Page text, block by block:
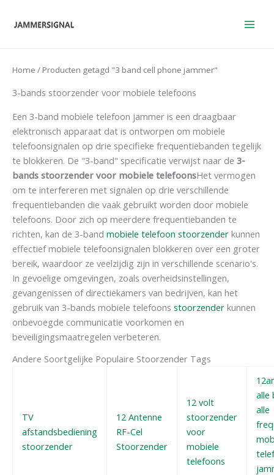
naar
Home / Producten getagd "3 band cell phone jammer"
3-bands stoorzender voor mobiele telefoons
Een 3-band mobiele telefoon jammer is een draagbaar
elektronisch apparaat dat is ontworpen om mobiele
telefoonsignalen op drie specifieke frequentiebanden tegelijk
te blokkeren. De "3-band" specificatie verwijst naar de 3-
bands stoorzender voor mobiele telefoonsHet vermogen
om te interfereren met signalen op drie verschillende
frequentiebanden die vaak gebruikt worden door mobiele
telefoons. Door zich op meerdere frequentiebanden te
richten, kan de 3-band mobiele telefoon stoorzender kunnen
effectief mobiele telefoonsignalen blokkeren over een groter
bereik, waardoor ze veelzijdig zijn in verschillende scenario's.
In gevoelige omgevingen, zoals overheidsinstellingen,
gevangenissen of directiekamers van bedrijven, kan het
gebruik van 3-bands mobiele telefoons stoorzender kunnen
onbevoegde communicatie voorkomen en
beveiligingsmaatregelen verbeteren.
Andere Soortgelijke Populaire Stoorzender Tags
TV
afstandsbediening
stoorzender
12 Antenne
RF-Cel
Stoorzender
12 volt
stoorzender
voor
mobiele
telefoons
alle
alle